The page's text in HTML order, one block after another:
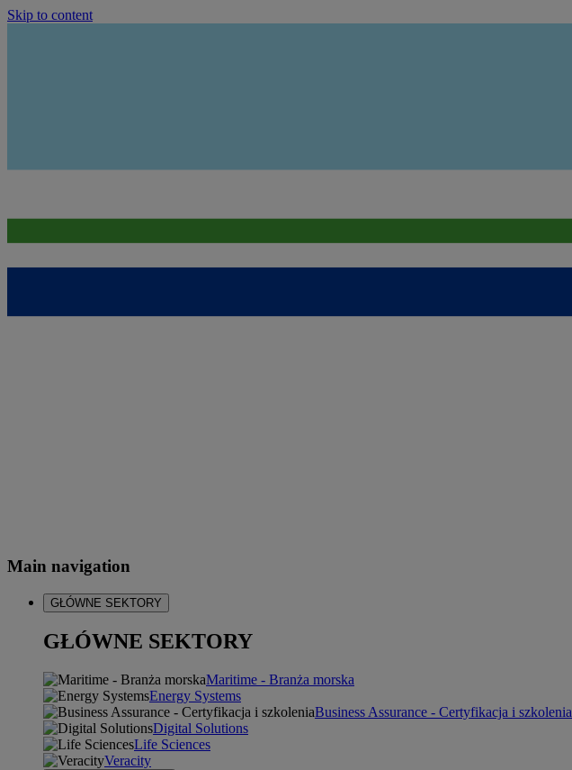
Skip to content
Main navigation
GŁÓWNE SEKTORY
GŁÓWNE SEKTORY
Maritime - Branża morska
Energy Systems
Business Assurance - Certyfikacja i szkolenia
Digital Solutions
Life Sciences
Veracity